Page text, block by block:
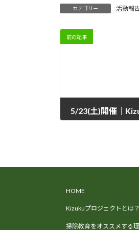
カテゴリー 活動報
前の記事
HOME
Kizukuプロジェクトとは？
掃除教育をオススメする